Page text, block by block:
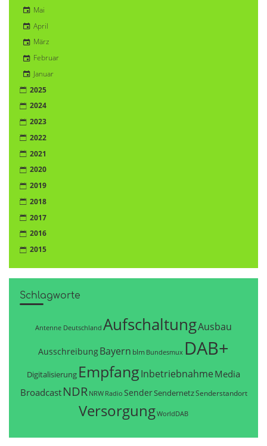
Mai
April
März
Februar
Januar
2025
2024
2023
2022
2021
2020
2019
2018
2017
2016
2015
Schlagworte
Antenne Deutschland AufschaltungAusbau
AusschreibungBayern blm Bundesmux DAB+
Digitalisierung EmpfangInbetriebnahme Media
Broadcast NDR NRW Radio SenderSendernetzSenderstandort
VersorgungWorldDAB